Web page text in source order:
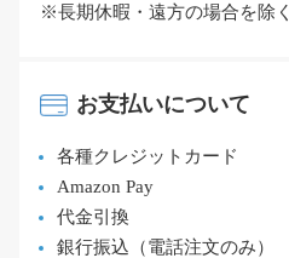
※長期休暇・遠方の場合を除く
お支払いについて
各種クレジットカード
Amazon Pay
代金引換
銀行振込（電話注文のみ）